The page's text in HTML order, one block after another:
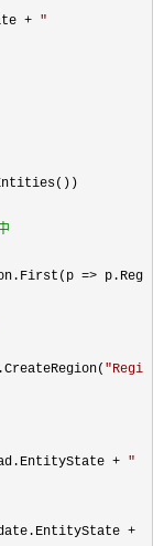
+ "
=> p.Reg
"Regi
+ "
+